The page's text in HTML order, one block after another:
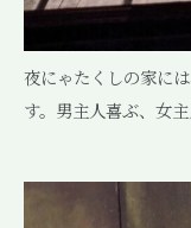
夜にゃたくしの家に
す。男主人喜ぶ、女